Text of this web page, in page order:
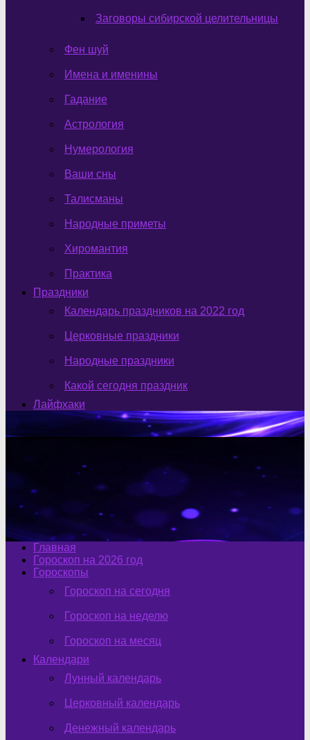
Заговоры сибирской целительницы
Фен шуй
Имена и именины
Гадание
Астрология
Нумерология
Ваши сны
Талисманы
Народные приметы
Хиромантия
Практика
Праздники
Календарь праздников на 2022 год
Церковные праздники
Народные праздники
Какой сегодня праздник
Лайфхаки
Главная
Гороскоп на 2026 год
Гороскопы
Гороскоп на сегодня
Гороскоп на неделю
Гороскоп на месяц
Календари
Лунный календарь
Церковный календарь
Денежный календарь